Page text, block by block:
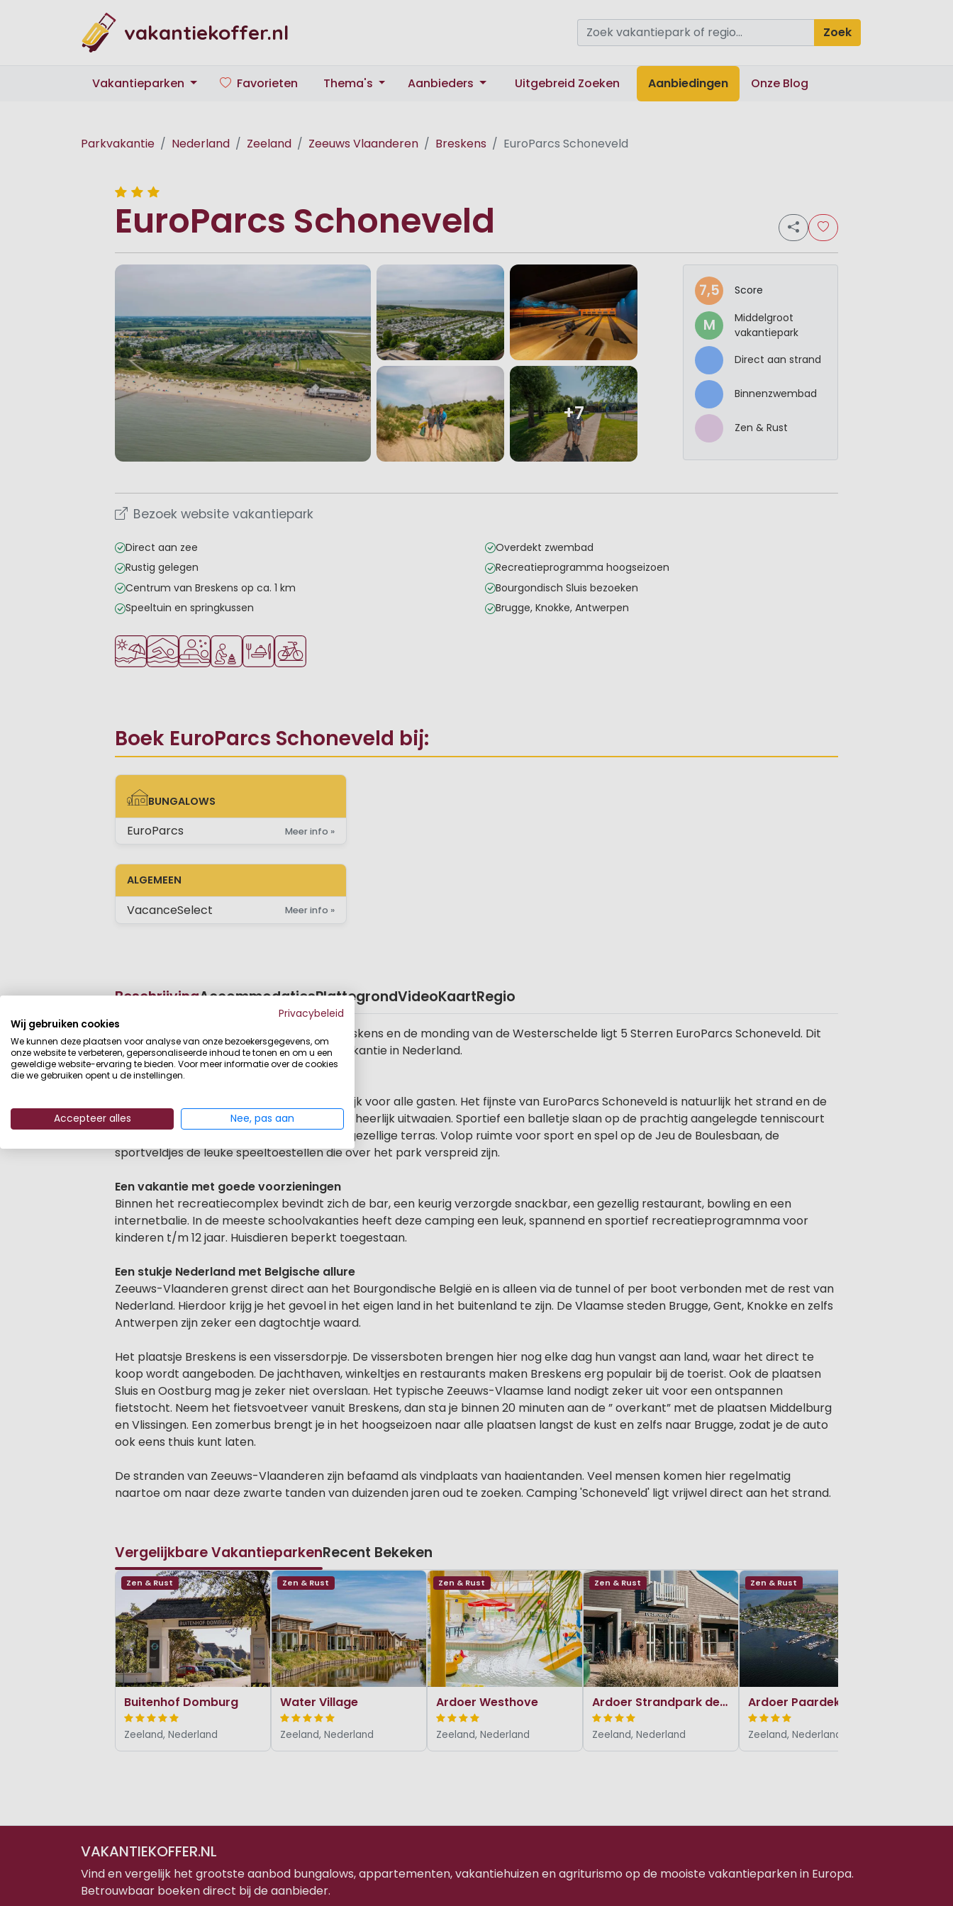
vakantiekoffer.nl Zoek
Vakantieparken Favorieten Thema's Aanbieders Uitgebreid Zoeken Aanbiedingen Onze Blog
Parkvakantie Nederland Zeeland Zeeuws Vlaanderen Breskens EuroParcs Schoneveld
EuroParcs Schoneveld
+7
7,5 Score
M
Middelgroot
vakantiepark
Direct aan strand
Binnenzwembad
Zen & Rust
Bezoek website vakantiepark
Direct aan zee
Rustig gelegen
Centrum van Breskens op ca. 1 km
Speeltuin en springkussen
Overdekt zwembad
Recreatieprogramma hoogseizoen
Bourgondisch Sluis bezoeken
Brugge, Knokke, Antwerpen
Ligt bij strand en zee
Overdekt zwembad
Wellnessfaciliteiten
Aanbevolen voor jonge kinderen
Restaurant of pizzeria
Fietsverhuur
Boek EuroParcs Schoneveld bij:
BUNGALOWS
BUNGALOWS
EuroParcs Meer info »
ALGEMEEN
VacanceSelect Meer info »
BeschrijvingAccommodatiesPlattegrondVideoKaartRegio
Beschrijving
Bijna direct aan het schone strand van Breskens en de monding van de Westerschelde ligt 5 Sterren EuroParcs Schoneveld. Dit
wordt een heerlijke zon-, zee- en strandvakantie in Nederland.
Waterratjes ga je gang
Het overdekt zwembad is gratis toegankelijk voor alle gasten. Het fijnste van EuroParcs Schoneveld is natuurlijk het strand en de
zee, wandelen of fietsen door de duinen en heerlijk uitwaaien. Sportief een balletje slaan op de prachtig aangelegde tenniscourt
en daarna een verfrissend drankje op het gezellige terras. Volop ruimte voor sport en spel op de Jeu de Boulesbaan, de
sportveldjes de leuke speeltoestellen die over het park verspreid zijn.
Een vakantie met goede voorzieningen
Binnen het recreatiecomplex bevindt zich de bar, een keurig verzorgde snackbar, een gezellig restaurant, bowling en een
internetbalie. In de meeste schoolvakanties heeft deze camping een leuk, spannend en sportief recreatieprogramnma voor
kinderen t/m 12 jaar. Huisdieren beperkt toegestaan.
Een stukje Nederland met Belgische allure
Zeeuws-Vlaanderen grenst direct aan het Bourgondische België en is alleen via de tunnel of per boot verbonden met de rest van
Nederland. Hierdoor krijg je het gevoel in het eigen land in het buitenland te zijn. De Vlaamse steden Brugge, Gent, Knokke en zelfs
Antwerpen zijn zeker een dagtochtje waard.
Het plaatsje Breskens is een vissersdorpje. De vissersboten brengen hier nog elke dag hun vangst aan land, waar het direct te
koop wordt aangeboden. De jachthaven, winkeltjes en restaurants maken Breskens erg populair bij de toerist. Ook de plaatsen
Sluis en Oostburg mag je zeker niet overslaan. Het typische Zeeuws-Vlaamse land nodigt zeker uit voor een ontspannen
fietstocht. Neem het fietsvoetveer vanuit Breskens, dan sta je binnen 20 minuten aan de ” overkant” met de plaatsen Middelburg
en Vlissingen. Een zomerbus brengt je in het hoogseizoen naar alle plaatsen langst de kust en zelfs naar Brugge, zodat je de auto
ook eens thuis kunt laten.
De stranden van Zeeuws-Vlaanderen zijn befaamd als vindplaats van haaientanden. Veel mensen komen hier regelmatig
naartoe om naar deze zwarte tanden van duizenden jaren oud te zoeken. Camping 'Schoneveld' ligt vrijwel direct aan het strand.
Vergelijkbare VakantieparkenRecent Bekeken
Zen & Rust
Buitenhof Domburg
Zeeland, Nederland
Zen & Rust
Water Village
Zeeland, Nederland
Zen & Rust
Ardoer Westhove
Zeeland, Nederland
Zen & Rust
Ardoer Strandpark de Zeeuwse Kust
Zeeland, Nederland
Zen & Rust
Ardoer Paardekreek
Zeeland, Nederland
VAKANTIEKOFFER.NL
Vind en vergelijk het grootste aanbod bungalows, appartementen, vakantiehuizen en agriturismo op de mooiste vakantieparken in Europa.
Betrouwbaar boeken direct bij de aanbieder.
Privacybeleid
Wij gebruiken cookies
We kunnen deze plaatsen voor analyse van onze bezoekersgegevens, om
onze website te verbeteren, gepersonaliseerde inhoud te tonen en om u een
geweldige website-ervaring te bieden. Voor meer informatie over de cookies
die we gebruiken opent u de instellingen.
Accepteer alles Nee, pas aan